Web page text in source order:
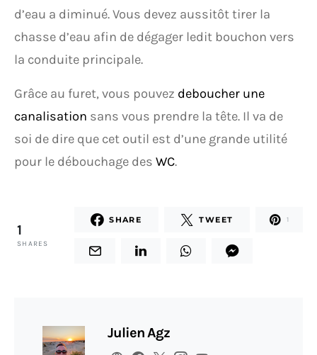
d’eau a diminué. Vous devez aussitôt tirer la
chasse d’eau afin de dégager ledit bouchon vers
la conduite principale.
Grâce au furet, vous pouvez deboucher une
canalisation sans vous prendre la tête. Il va de
soi de dire que cet outil est d’une grande utilité
pour le débouchage des WC.
1
SHARES
SHARE TWEET 1
Julien Agz